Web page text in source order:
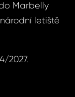
Marbelly
letiště
2027.